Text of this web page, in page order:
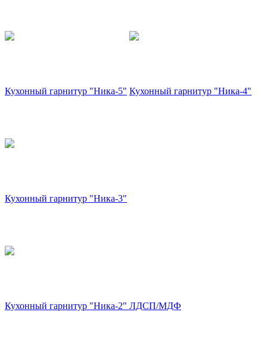
Кухонный гарнитур "Ника-5" Кухонный гарнитур "Ника-4"
Кухонный гарнитур "Ника-3"
Кухонный гарнитур "Ника-2" ЛДСП/МДФ